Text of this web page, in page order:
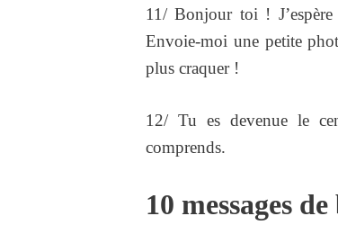
11/ Bonjour toi !
Envoie-moi une petite
plus craquer !
12/ Tu es devenue le
comprends.
10 messages